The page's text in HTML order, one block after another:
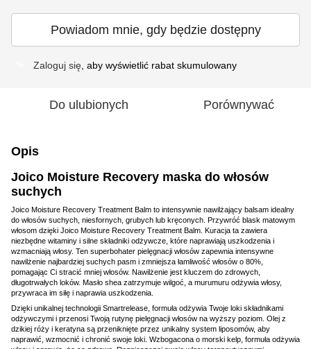
Powiadom mnie, gdy będzie dostępny
Zaloguj się , aby wyświetlić rabat skumulowany
Do ulubionych Porównywać
Opis
Joico Moisture Recovery maska do włosów
suchych
Joico Moisture Recovery Treatment Balm to intensywnie nawilżający balsam idealny
do włosów suchych, niesfornych, grubych lub kręconych. Przywróć blask matowym
włosom dzięki Joico Moisture Recovery Treatment Balm. Kuracja ta zawiera
niezbędne witaminy i silne składniki odżywcze, które naprawiają uszkodzenia i
wzmacniają włosy. Ten superbohater pielęgnacji włosów zapewnia intensywne
nawilżenie najbardziej suchych pasm i zmniejsza łamliwość włosów o 80%,
pomagając Ci stracić mniej włosów. Nawilżenie jest kluczem do zdrowych,
długotrwałych loków. Masło shea zatrzymuje wilgoć, a murumuru odżywia włosy,
przywraca im siłę i naprawia uszkodzenia.
Dzięki unikalnej technologii Smartrelease, formuła odżywia Twoje loki składnikami
odżywczymi i przenosi Twoją rutynę pielęgnacji włosów na wyższy poziom. Olej z
dzikiej róży i keratyna są przeniknięte przez unikalny system liposomów, aby
naprawić, wzmocnić i chronić swoje loki. Wzbogacona o morski kelp, formuła odżywia